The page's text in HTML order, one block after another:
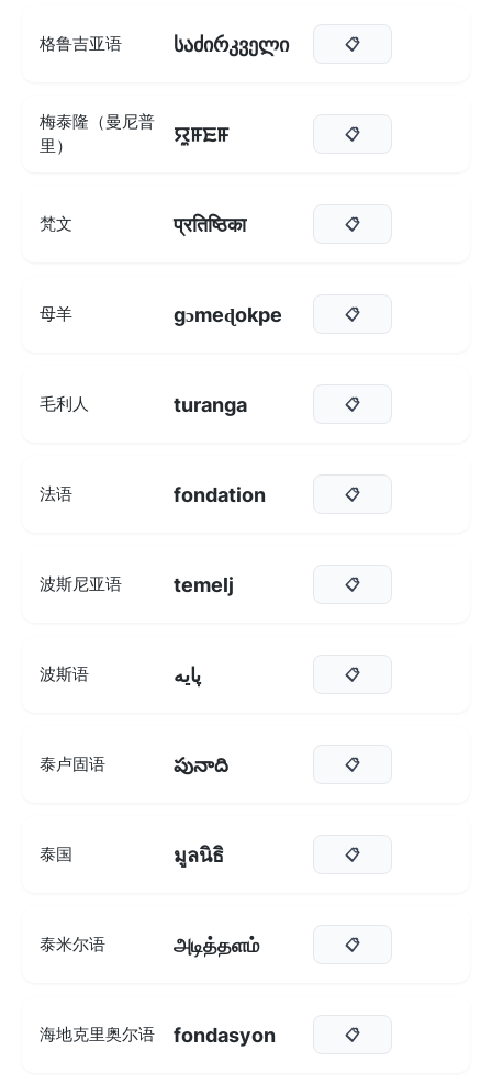
格鲁吉亚语 საძირკველი 📋
梅泰隆（曼尼普
里）
ꯌꯨꯝꯐꯝ 📋
梵文 प्रतिष्ठिका 📋
母羊 gɔmeɖokpe 📋
毛利人 turanga 📋
法语 fondation 📋
波斯尼亚语 temelj 📋
波斯语 پایه 📋
泰卢固语 పునాది 📋
泰国 มูลนิธิ 📋
泰米尔语 அடித்தளம் 📋
海地克里奥尔语 fondasyon 📋